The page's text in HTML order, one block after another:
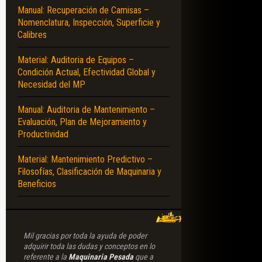
Manual: Recuperación de Camisas –
Nomenclatura, Inspección, Superficie y
Calibres
Material: Auditoria de Equipos –
Condición Actual, Efectividad Global y
Necesidad del MP
Manual: Auditoria de Mantenimiento –
Evaluación, Plan de Mejoramiento y
Productividad
Material: Mantenimiento Predictivo –
Filosofías, Clasificación de Maquinaria y
Beneficios
Mil gracias por toda la ayuda de poder
adquirir toda las dudas y conceptos en lo
referente a la Maquinaria Pesadaque a